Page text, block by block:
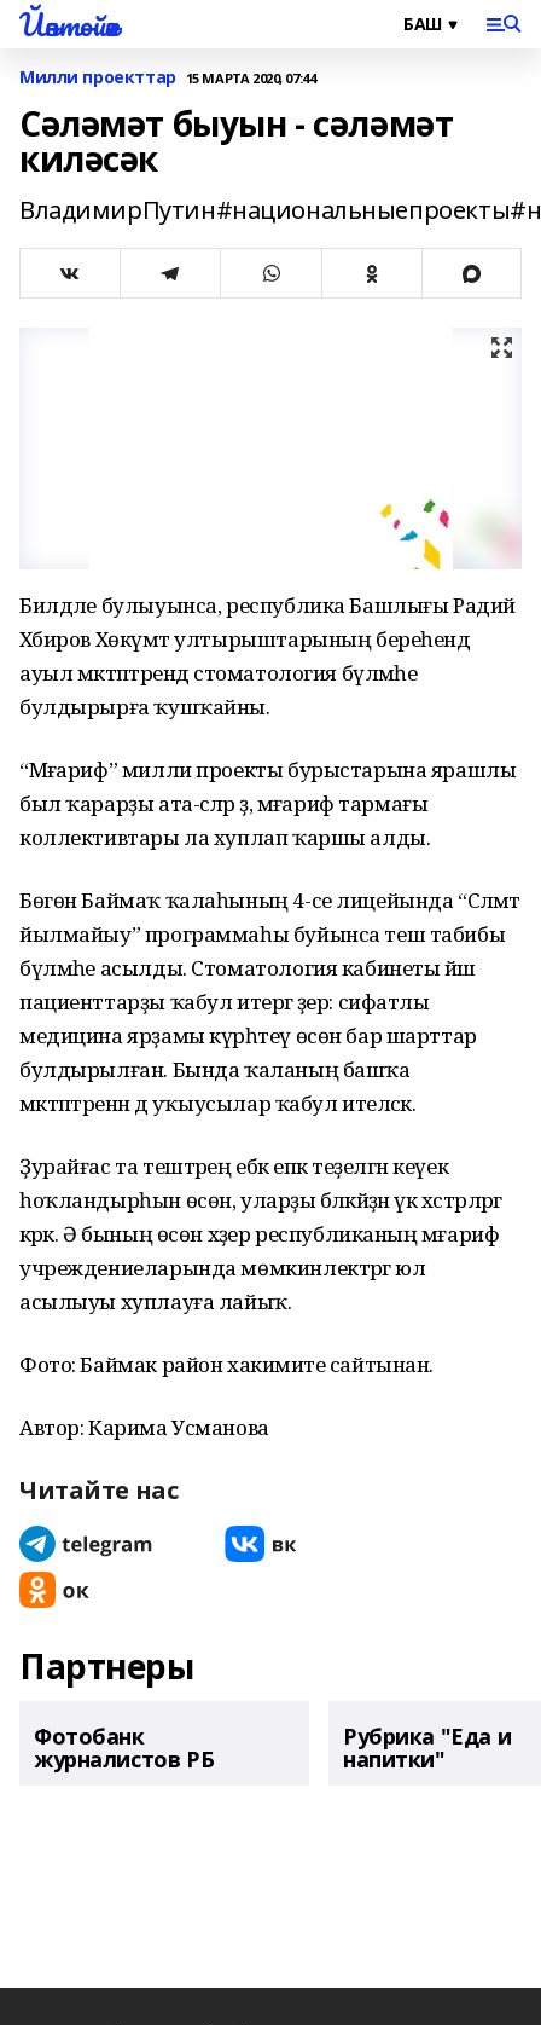
Йәнтөйәк
Милли проекттар 15 МАРТА 2020, 07:44
Сәләмәт быуын - сәләмәт
киләсәк
Билдәле булыуынса, республика Башлығы Радий
Хәбиров Хөкүмәт ултырыштарының береһендә
ауыл мәктәптәрендә стоматология бүлмәһе
булдырырға ҡушҡайны.
“Мәғариф” милли проекты бурыстарына ярашлы
был ҡарарҙы ата-әсәләр ҙә, мәғариф тармағы
коллективтары ла хуплап ҡаршы алды.
Бөгөн Баймаҡ ҡалаһының 4-се лицейында “Сәләмәт
йылмайыу” программаһы буйынса теш табибы
бүлмәһе асылды. Стоматология кабинеты йәш
пациенттарҙы ҡабул итергә әҙер: сифатлы
медицина ярҙамы күрһәтеү өсөн бар шарттар
булдырылған. Бында ҡаланың башҡа
мәктәптәренән дә уҡыусылар ҡабул ителәсәк.
Ҙурайғас та тештәрең ебәк епкә теҙелгән кеүек
һоҡландырһын өсөн, уларҙы бәләкәйҙән үк хәстәрләргә
кәрәк. Ә бының өсөн хәҙер республиканың мәғариф
учреждениеларында мөмкинлектәргә юл
асылыуы хуплауға лайыҡ.
Фото: Баймак район хакимиәте сайтынан.
Автор: Карима Усманова
Читайте нас
Партнеры
Фотобанк
журналистов РБ
Рубрика "Еда и
напитки"